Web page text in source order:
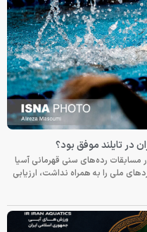
در تایلند موفق بود؟
مسابقات رده‌های سنی قهرمانی آسیا
ملی را به همراه نداشت، ارزیابی